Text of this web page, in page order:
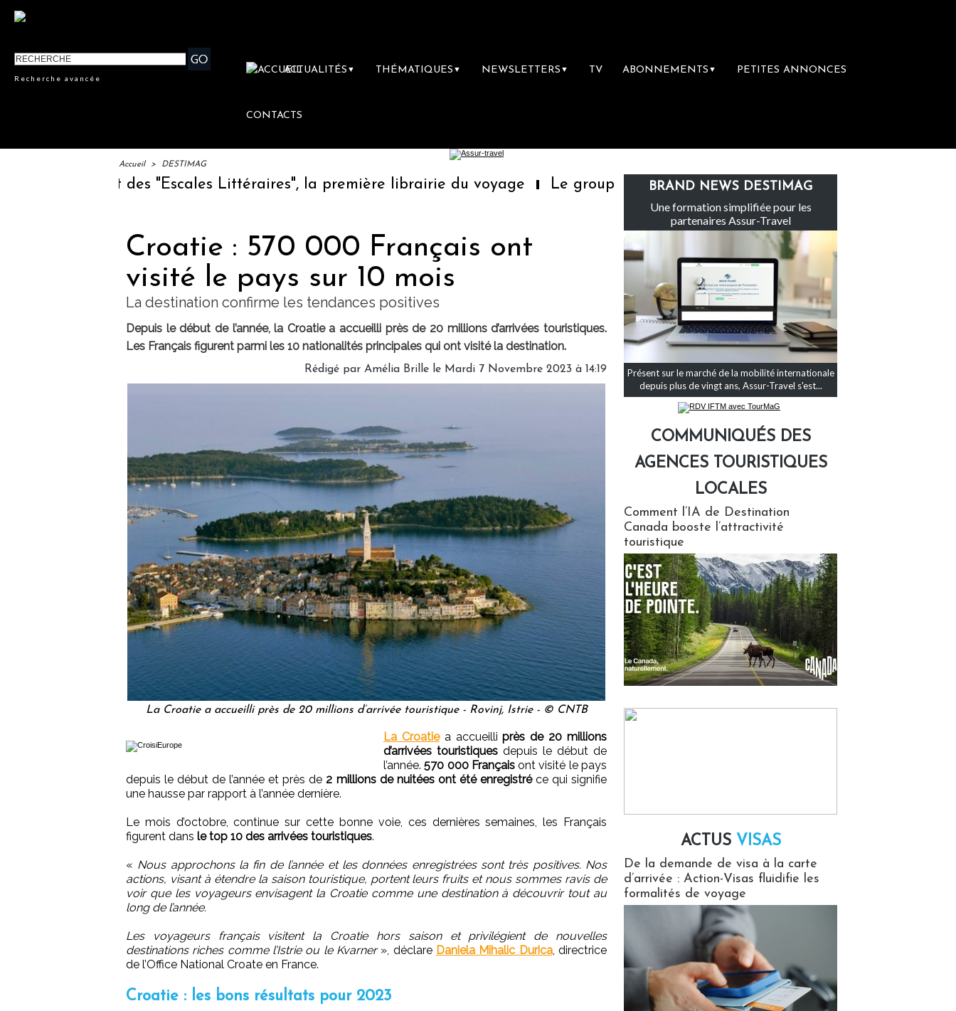
Recherche avancée
ACTUALITÉS ▼ THÉMATIQUES ▼ NEWSLETTERS ▼ TV ABONNEMENTS ▼ PETITES ANNONCES
CONTACTS
Accueil > DESTIMAG
: lancement des "Escales Littéraires", la première librairie du voyage Le groupe Sainte-Claire rachète Eden Tour
Croatie : 570 000 Français ont
visité le pays sur 10 mois
La destination confirme les tendances positives
Depuis le début de l’année, la Croatie a accueilli près de 20 millions d’arrivées touristiques.
Les Français figurent parmi les 10 nationalités principales qui ont visité la destination.
Rédigé par Amélia Brille le Mardi 7 Novembre 2023 à 14:19
La Croatie a accueilli près de 20 millions d’arrivée touristique - Rovinj, Istrie - © CNTB
La Croatiea accueilliprès de 20 millions
d’arrivées touristiques depuis le début de
l’année.570 000 Françaisont visité le pays
depuis le début de l’année et près de 2 millions de nuitées ont été enregistréce qui signifie
une hausse par rapport à l’année dernière.
Le mois d’octobre, continue sur cette bonne voie, ces dernières semaines, les Français
figurent dans le top 10 des arrivées touristiques.
« Nous approchons la fin de l’année et les données enregistrées sont très positives. Nos
actions, visant à étendre la saison touristique, portent leurs fruits et nous sommes ravis de
voir que les voyageurs envisagent la Croatie comme une destination à découvrir tout au
long de l’année.
Les voyageurs français visitent la Croatie hors saison et privilégient de nouvelles
destinations riches comme l’Istrie ou le Kvarner», déclare Daniela Mihalic Durica, directrice
de l’Office National Croate en France.
Croatie : les bons résultats pour 2023
BRAND NEWS DESTIMAG
Une formation simplifiée pour les
partenaires Assur-Travel
Présent sur le marché de la mobilité internationale
depuis plus de vingt ans, Assur-Travel s'est...
COMMUNIQUÉS DES
AGENCES TOURISTIQUES
LOCALES
Comment l’IA de Destination
Canada booste l’attractivité
touristique
ACTUS VISAS
De la demande de visa à la carte
d’arrivée : Action-Visas fluidifie les
formalités de voyage